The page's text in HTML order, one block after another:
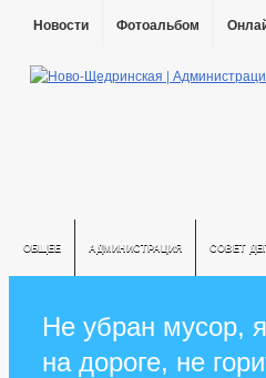
Новости Фотоальбом
ОБЩЕЕ АДМИНИСТРАЦИЯ СОВЕТ
Не убран мусор,
на дороге, не